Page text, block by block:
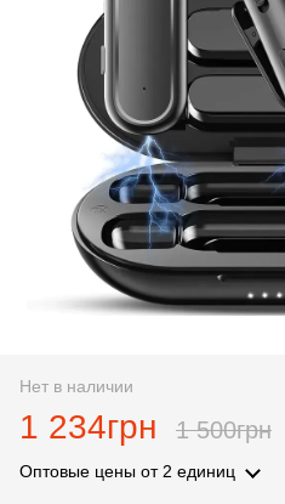
Нет в наличии
1 234грн 1 500грн
Оптовые цены от 2 единиц